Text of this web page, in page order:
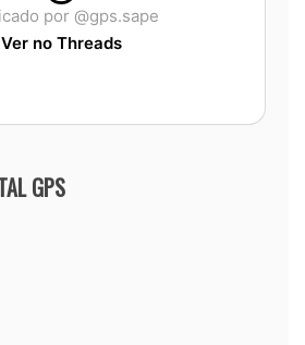
por @gps.sape
Ver no Threads
GPS